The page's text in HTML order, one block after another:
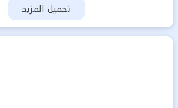
تحميل المزيد